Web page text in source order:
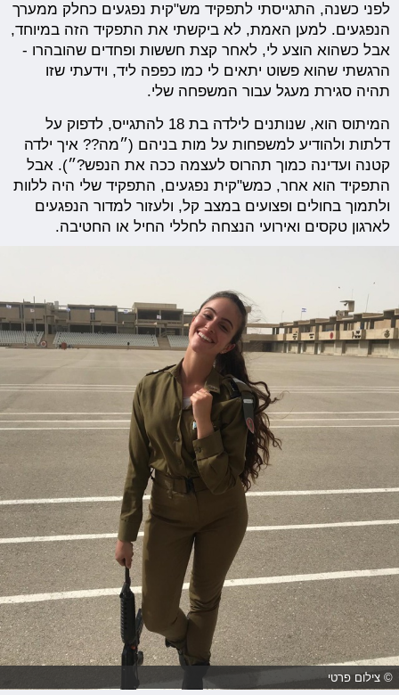
לפני כשנה, התגייסתי לתפקיד מש"קית נפגעים כחלק ממערך
הנפגעים. למען האמת, לא ביקשתי את התפקיד הזה במיוחד,
אבל כשהוא הוצע לי, לאחר קצת חששות ופחדים שהובהרו -
הרגשתי שהוא פשוט יתאים לי כמו כפפה ליד, וידעתי שזו
תהיה סגירת מעגל עבור המשפחה שלי.
המיתוס הוא, שנותנים לילדה בת 18 להתגייס, לדפוק על
דלתות ולהודיע למשפחות על מות בניהם (״מה?? איך ילדה
קטנה ועדינה כמוך תהרוס לעצמה ככה את הנפש?״). אבל
התפקיד הוא אחר, כמש"קית נפגעים, התפקיד שלי היה ללוות
ולתמוך בחולים ופצועים במצב קל, ולעזור למדור הנפגעים
לארגון טקסים ואירועי הנצחה לחללי החיל או החטיבה.
© צילום פרטי